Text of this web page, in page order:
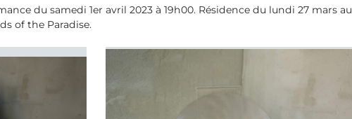
du samedi 1er avril 2023 à 19h00. Résidence du lundi 27 mars au
of the Paradise.